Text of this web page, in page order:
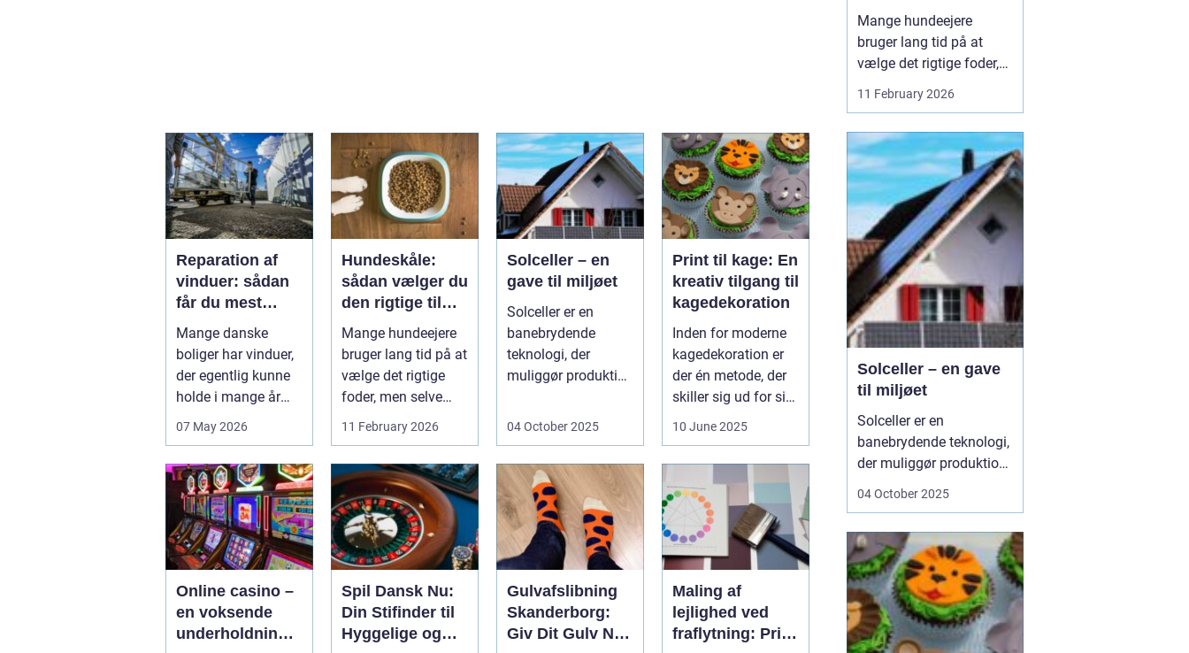
Reparation af
vinduer: sådan
får du mest
muligt ud af
dine gamle
rammer
Mange danske
boliger har vinduer,
der egentlig kunne
holde i mange år
endnu, hvis de fik
07 May 2026
Hundeskåle:
sådan vælger du
den rigtige til
din hund
Mange hundeejere
bruger lang tid på at
vælge det rigtige
foder, men selve
skålen b...
11 February 2026
Solceller – en
gave til miljøet
Solceller er en
banebrydende
teknologi, der
muliggør produktion
udnytt...
04 October 2025
Print til kage: En
kreativ tilgang til
kagedekoration
Inden for moderne
kagedekoration er
der én metode, der
skiller sig ud for sin
evne til at bri...
10 June 2025
Online casino –
en voksende
underholdningsi
Spil Dansk Nu:
Din Stifinder til
Hyggelige og
Gulvafslibning
Skanderborg:
Giv Dit Gulv Nyt
Maling af
lejlighed ved
fraflytning: Pris
Mange hundeejere
bruger lang tid på at
vælge det rigtige foder,
men selve skålen bliver
ofte en eftertanke. Det er
har...
11 February 2026
Solceller – en gave
til miljøet
Solceller er en
banebrydende teknologi,
der muliggør produktion
af elektricitet ved at
kan man omdanne
solens energi til grøn
strøm, der kan bruges til
at drive husholdni...
04 October 2025